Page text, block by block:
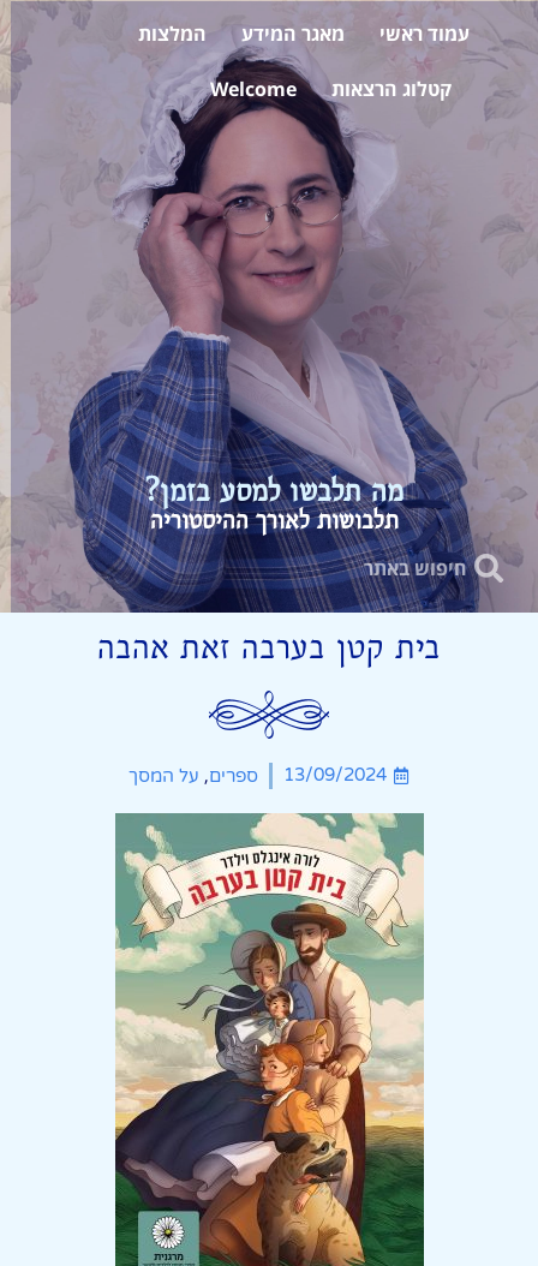
עמוד ראשי מאגר המידע המלצות
קטלוג הרצאות Welcome
מה תלבשו למסע בזמן?
תלבושות לאורך ההיסטוריה
בית קטן בערבה זאת אהבה
13/09/2024 ספרים, על המסך